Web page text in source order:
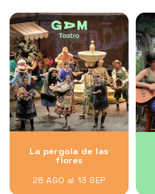
La pérgola de las
flores
28 AGO al 13 SEP